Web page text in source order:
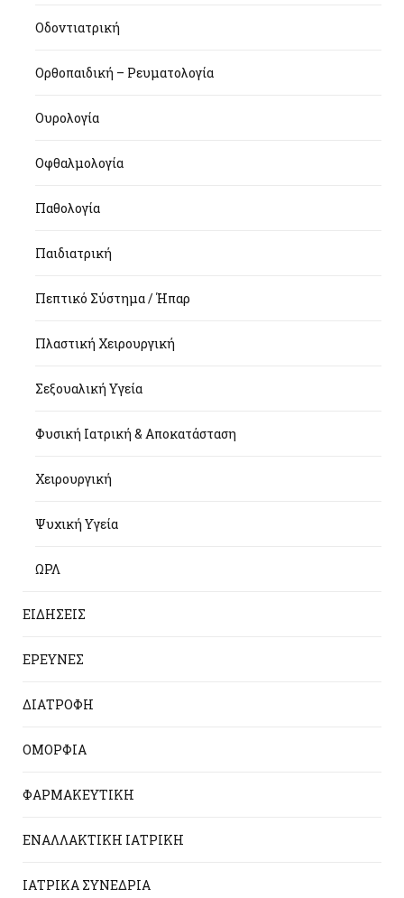
Οδοντιατρική
Ορθοπαιδική – Ρευματολογία
Ουρολογία
Οφθαλμολογία
Παθολογία
Παιδιατρική
Πεπτικό Σύστημα / Ήπαρ
Πλαστική Χειρουργική
Σεξουαλική Υγεία
Φυσική Ιατρική & Αποκατάσταση
Χειρουργική
Ψυχική Υγεία
ΩΡΛ
ΕΙΔΗΣΕΙΣ
ΕΡΕΥΝΕΣ
ΔΙΑΤΡΟΦΗ
ΟΜΟΡΦΙΑ
ΦΑΡΜΑΚΕΥΤΙΚΗ
ΕΝΑΛΛΑΚΤΙΚΗ ΙΑΤΡΙΚΗ
ΙΑΤΡΙΚΑ ΣΥΝΕΔΡΙΑ